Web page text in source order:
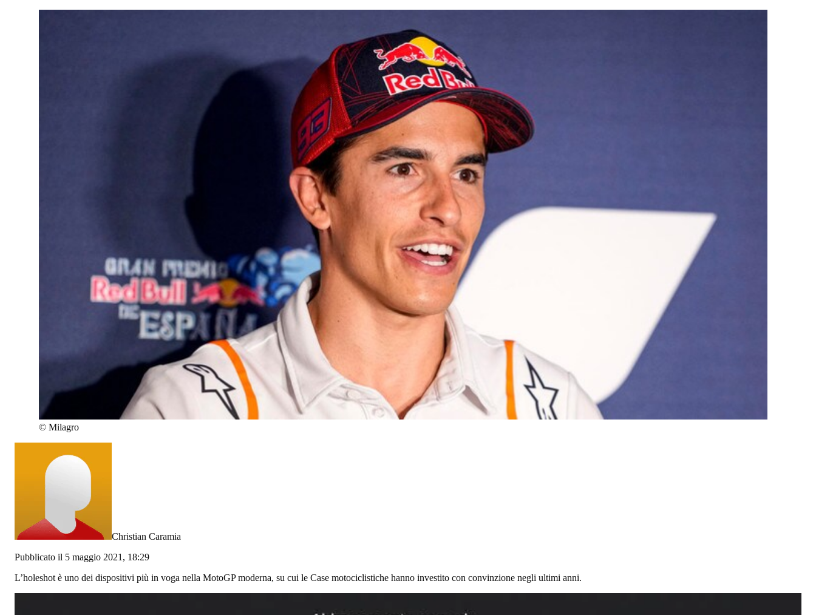
© Milagro
Christian Caramia
Pubblicato il 5 maggio 2021, 18:29
L’holeshot è uno dei dispositivi più in voga nella MotoGP moderna, su cui le Case motociclistiche hanno investito con convinzione negli ultimi anni.